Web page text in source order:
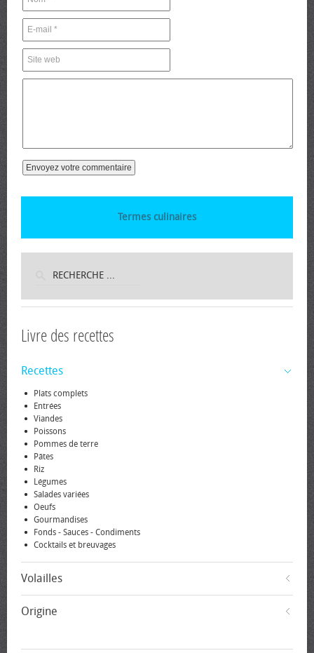
Termes culinaires
Livre des recettes
Recettes
Plats complets
Entrées
Viandes
Poissons
Pommes de terre
Pâtes
Riz
Légumes
Salades variées
Oeufs
Gourmandises
Fonds - Sauces - Condiments
Cocktails et breuvages
Volailles
Origine